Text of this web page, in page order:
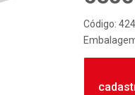
Código: